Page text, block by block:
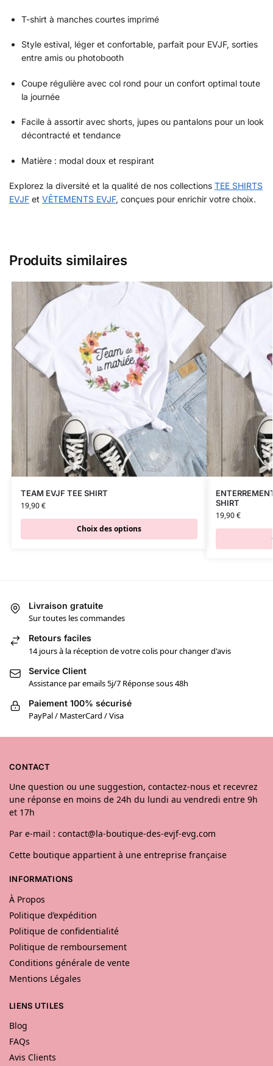
T-shirt à manches courtes imprimé
Style estival, léger et confortable, parfait pour EVJF, sorties
entre amis ou photobooth
Coupe régulière avec col rond pour un confort optimal toute
la journée
Facile à assortir avec shorts, jupes ou pantalons pour un look
décontracté et tendance
Matière : modal doux et respirant
Explorez la diversité et la qualité de nos collections TEE SHIRTS
EVJF et VÊTEMENTS EVJF, conçues pour enrichir votre choix.
Produits similaires
TEAM EVJF TEE SHIRT
19,90€
Choix des options
SHIRT
19,90€
Livraison gratuite
Sur toutes les commandes
Retours faciles
14 jours à la réception de votre colis pour changer d'avis
Service Client
Assistance par emails 5j/7 Réponse sous 48h
Paiement 100% sécurisé
PayPal / MasterCard / Visa
CONTACT
Une question ou une suggestion, contactez-nous et recevrez
une réponse en moins de 24h du lundi au vendredi entre 9h
et 17h
Par e-mail : contact@la-boutique-des-evjf-evg.com
Cette boutique appartient à une entreprise française
INFORMATIONS
À Propos
Politique d’expédition
Politique de confidentialité
Politique de remboursement
Conditions générale de vente
Mentions Légales
LIENS UTILES
Blog
FAQs
Avis Clients